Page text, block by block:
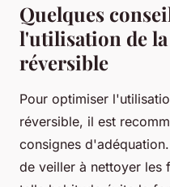
Quelques
l'utilisation de
réversible
Pour optimiser
réversible, il est
consignes
de veiller à nettoyer les